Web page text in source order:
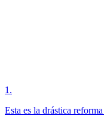
1 .
Esta es la drástica